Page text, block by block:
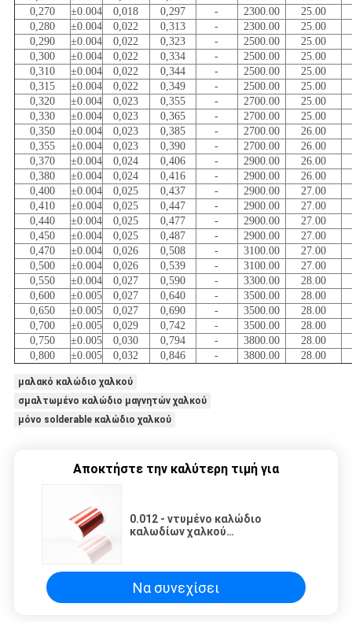
0,270
±0.004 0,018 0,297 - 2300.00
25.00
0,280
±0.004 0,022 0,313 - 2300.00
25.00
0,290
±0.004 0,022 0,323 - 2500.00
25.00
0,300
±0.004 0,022 0,334 - 2500.00
25.00
0,310
±0.004 0,022 0,344 - 2500.00
25.00
0,315
±0.004 0,022 0,349 - 2500.00
25.00
0,320
±0.004 0,023 0,355 - 2700.00
25.00
0,330
±0.004 0,023 0,365 - 2700.00
25.00
0,350
±0.004 0,023 0,385 - 2700.00
26.00
0,355
±0.004 0,023 0,390 - 2700.00
26.00
0,370
±0.004 0,024 0,406 - 2900.00
26.00
0,380
±0.004 0,024 0,416 - 2900.00
26.00
0,400
±0.004 0,025 0,437 - 2900.00
27.00
0,410
±0.004 0,025 0,447 - 2900.00
27.00
0,440
±0.004 0,025 0,477 - 2900.00
27.00
0,450
±0.004 0,025 0,487 - 2900.00
27.00
0,470
±0.004 0,026 0,508 - 3100.00
27.00
0,500
±0.004 0,026 0,539 - 3100.00
27.00
0,550
±0.004 0,027 0,590 - 3300.00
28.00
0,600
±0.005 0,027 0,640 - 3500.00
28.00
0,650
±0.005 0,027 0,690 - 3500.00
28.00
0,700
±0.005 0,029 0,742 - 3500.00
28.00
0,750
±0.005 0,030 0,794 - 3800.00
28.00
0,800
±0.005 0,032 0,846 - 3800.00 28.00
μαλακό καλώδιο χαλκού
σμαλτωμένο καλώδιο μαγνητών χαλκού
μόνο solderable καλώδιο χαλκού
Αποκτήστε την καλύτερη τιμή για
0.012 - ντυμένο καλώδιο
καλωδίων χαλκού
εξαιρετικά για αυτοκίνητο
Να συνεχίσει